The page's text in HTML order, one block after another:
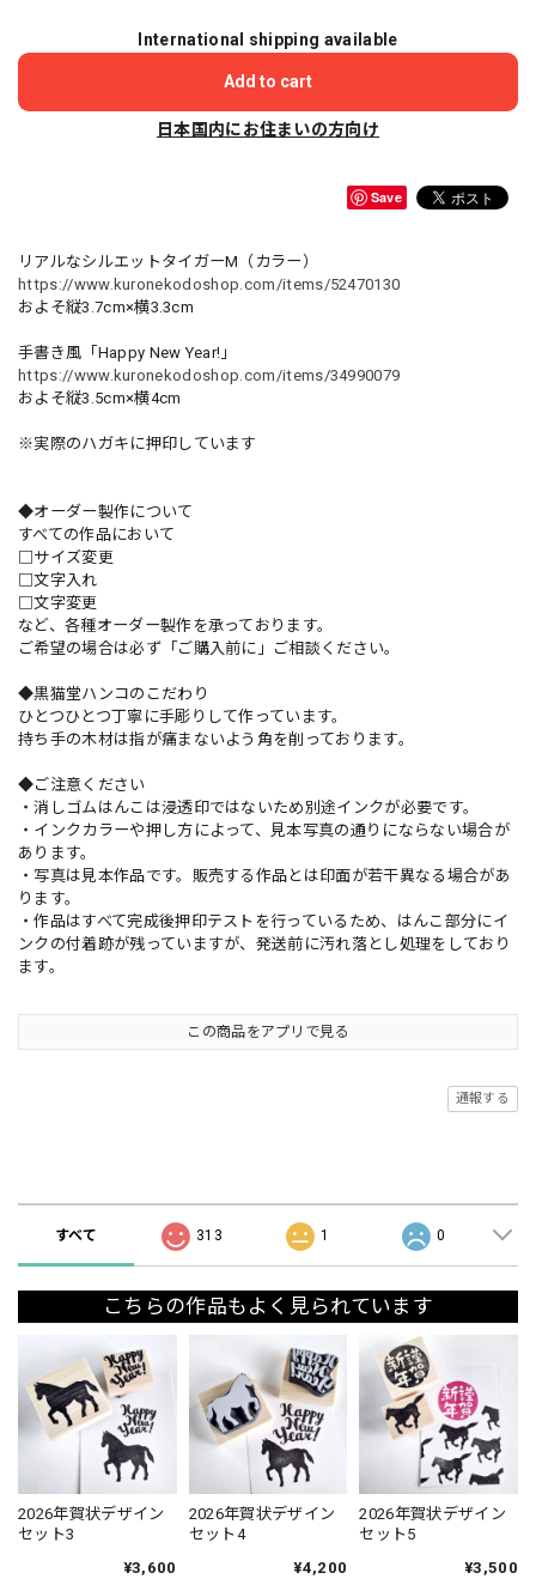
International shipping available
Add to cart
日本国内にお住まいの方向け
Save
リアルなシルエットタイガーM（カラー）
https://www.kuronekodoshop.com/items/52470130
およそ縦3.7cm×横3.3cm
手書き風「Happy New Year!」
https://www.kuronekodoshop.com/items/34990079
およそ縦3.5cm×横4cm
※実際のハガキに押印しています
◆オーダー製作について
すべての作品において
□サイズ変更
□文字入れ
□文字変更
など、各種オーダー製作を承っております。
ご希望の場合は必ず「ご購入前に」ご相談ください。
◆黒猫堂ハンコのこだわり
ひとつひとつ丁寧に手彫りして作っています。
持ち手の木材は指が痛まないよう角を削っております。
◆ご注意ください
・消しゴムはんこは浸透印ではないため別途インクが必要です。
・インクカラーや押し方によって、見本写真の通りにならない場合が
あります。
・写真は見本作品です。販売する作品とは印面が若干異なる場合があ
ります。
・作品はすべて完成後押印テストを行っているため、はんこ部分にイ
ンクの付着跡が残っていますが、発送前に汚れ落とし処理をしており
ます。
この商品をアプリで見る
通報する
すべて 313 1 0
こちらの作品もよく見られています
2026年賀状デザイン
セット3
¥3,600
2026年賀状デザイン
セット4
¥4,200
2026年賀状デザイン
セット5
¥3,500